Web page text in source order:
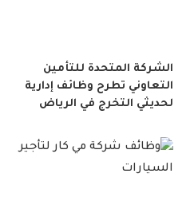
الشركة المتحدة للتأمين
التعاوني تطرح وظائف إدارية
لحديثي التخرج في الرياض